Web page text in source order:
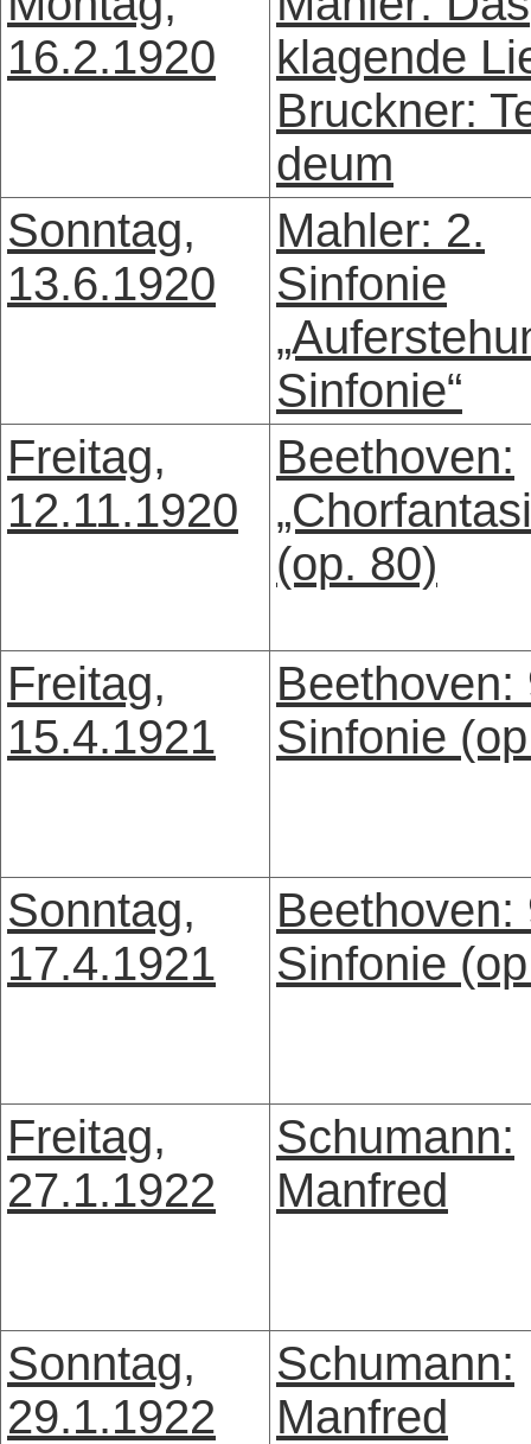
16.2.1920
klagende
Bruckner:
deum
Sonntag,
13.6.1920
Mahler: 2.
Sinfonie
Sinfonie“
Freitag,
12.11.1920
Beethoven:
(op. 80)
Freitag,
15.4.1921
Beethoven:
Sinfonie
Sonntag,
17.4.1921
Beethoven:
Sinfonie
Freitag,
27.1.1922
Schumann:
Manfred
Sonntag,
29.1.1922
Schumann:
Manfred